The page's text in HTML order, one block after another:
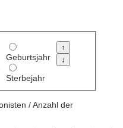
Geburtsjahr
Sterbejahr
/ Anzahl der